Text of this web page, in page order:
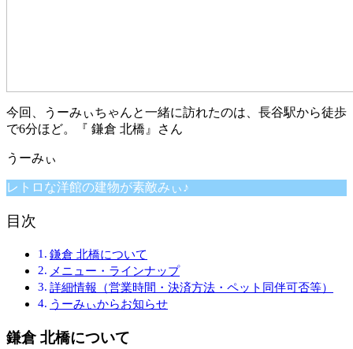
今回、うーみぃちゃんと一緒に訪れたのは、長谷駅から徒歩
で6分ほど。『 鎌倉 北橋』さん
レトロな洋館の建物が素敵みぃ♪
目次
鎌倉 北橋について
メニュー・ラインナップ
詳細情報（営業時間・決済方法・ペット同伴可否等）
うーみぃからお知らせ
鎌倉 北橋について